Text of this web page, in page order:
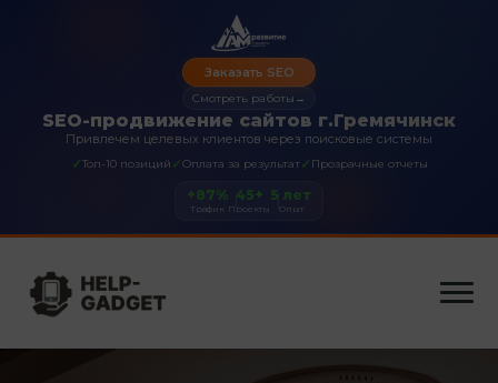
SEO-продвижение сайтов г.Гремячинск
Привлечем целевых клиентов через поисковые системы
✓Топ-10 позиций ✓Оплата за результат✓ Прозрачные отчеты
Заказать SEO
Смотреть работы →
+87%
Трафик
45+
Проекты
5 лет
Опыт